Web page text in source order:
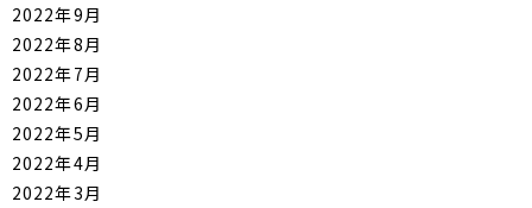
2022年9月
2022年8月
2022年7月
2022年6月
2022年5月
2022年4月
2022年3月